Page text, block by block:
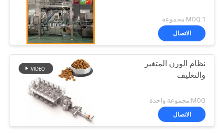
MOQ:1 مجموعة
الاتصال
نظام الوزن المتغير
والتغليف
MOQ:مجموعة واحدة
الاتصال